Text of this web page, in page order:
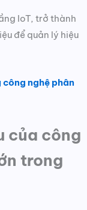
IoT, trở thành
để quản lý hiệu
công nghệ phân
của công
trong